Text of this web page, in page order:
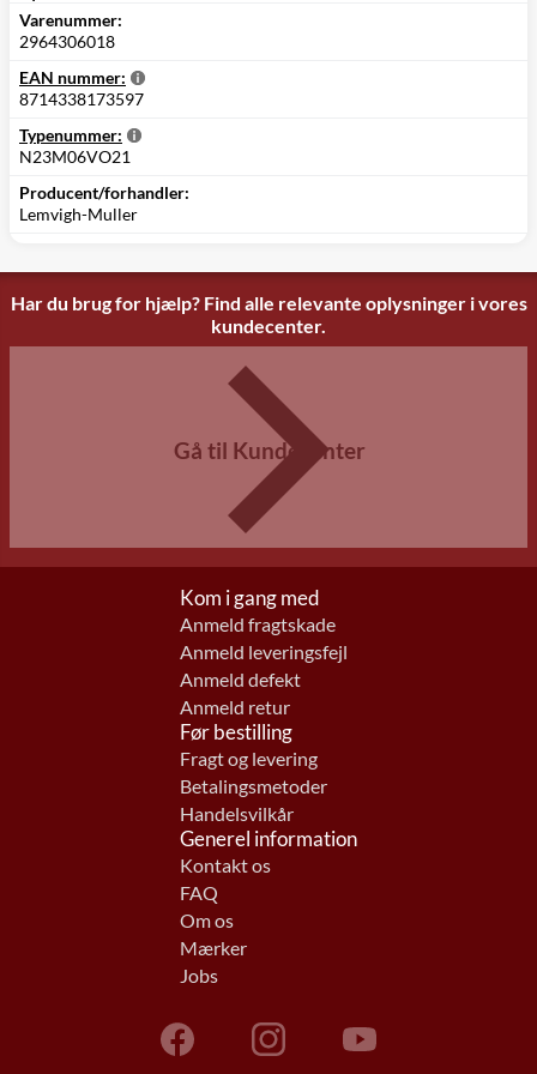
Varenummer:
2964306018
EAN nummer:
8714338173597
Typenummer:
N23M06VO21
Producent/forhandler:
Lemvigh-Muller
Har du brug for hjælp? Find alle relevante oplysninger i vores
kundecenter.
Gå til Kundecenter
Kom i gang med
Anmeld fragtskade
Anmeld leveringsfejl
Anmeld defekt
Anmeld retur
Før bestilling
Fragt og levering
Betalingsmetoder
Handelsvilkår
Generel information
Kontakt os
FAQ
Om os
Mærker
Jobs